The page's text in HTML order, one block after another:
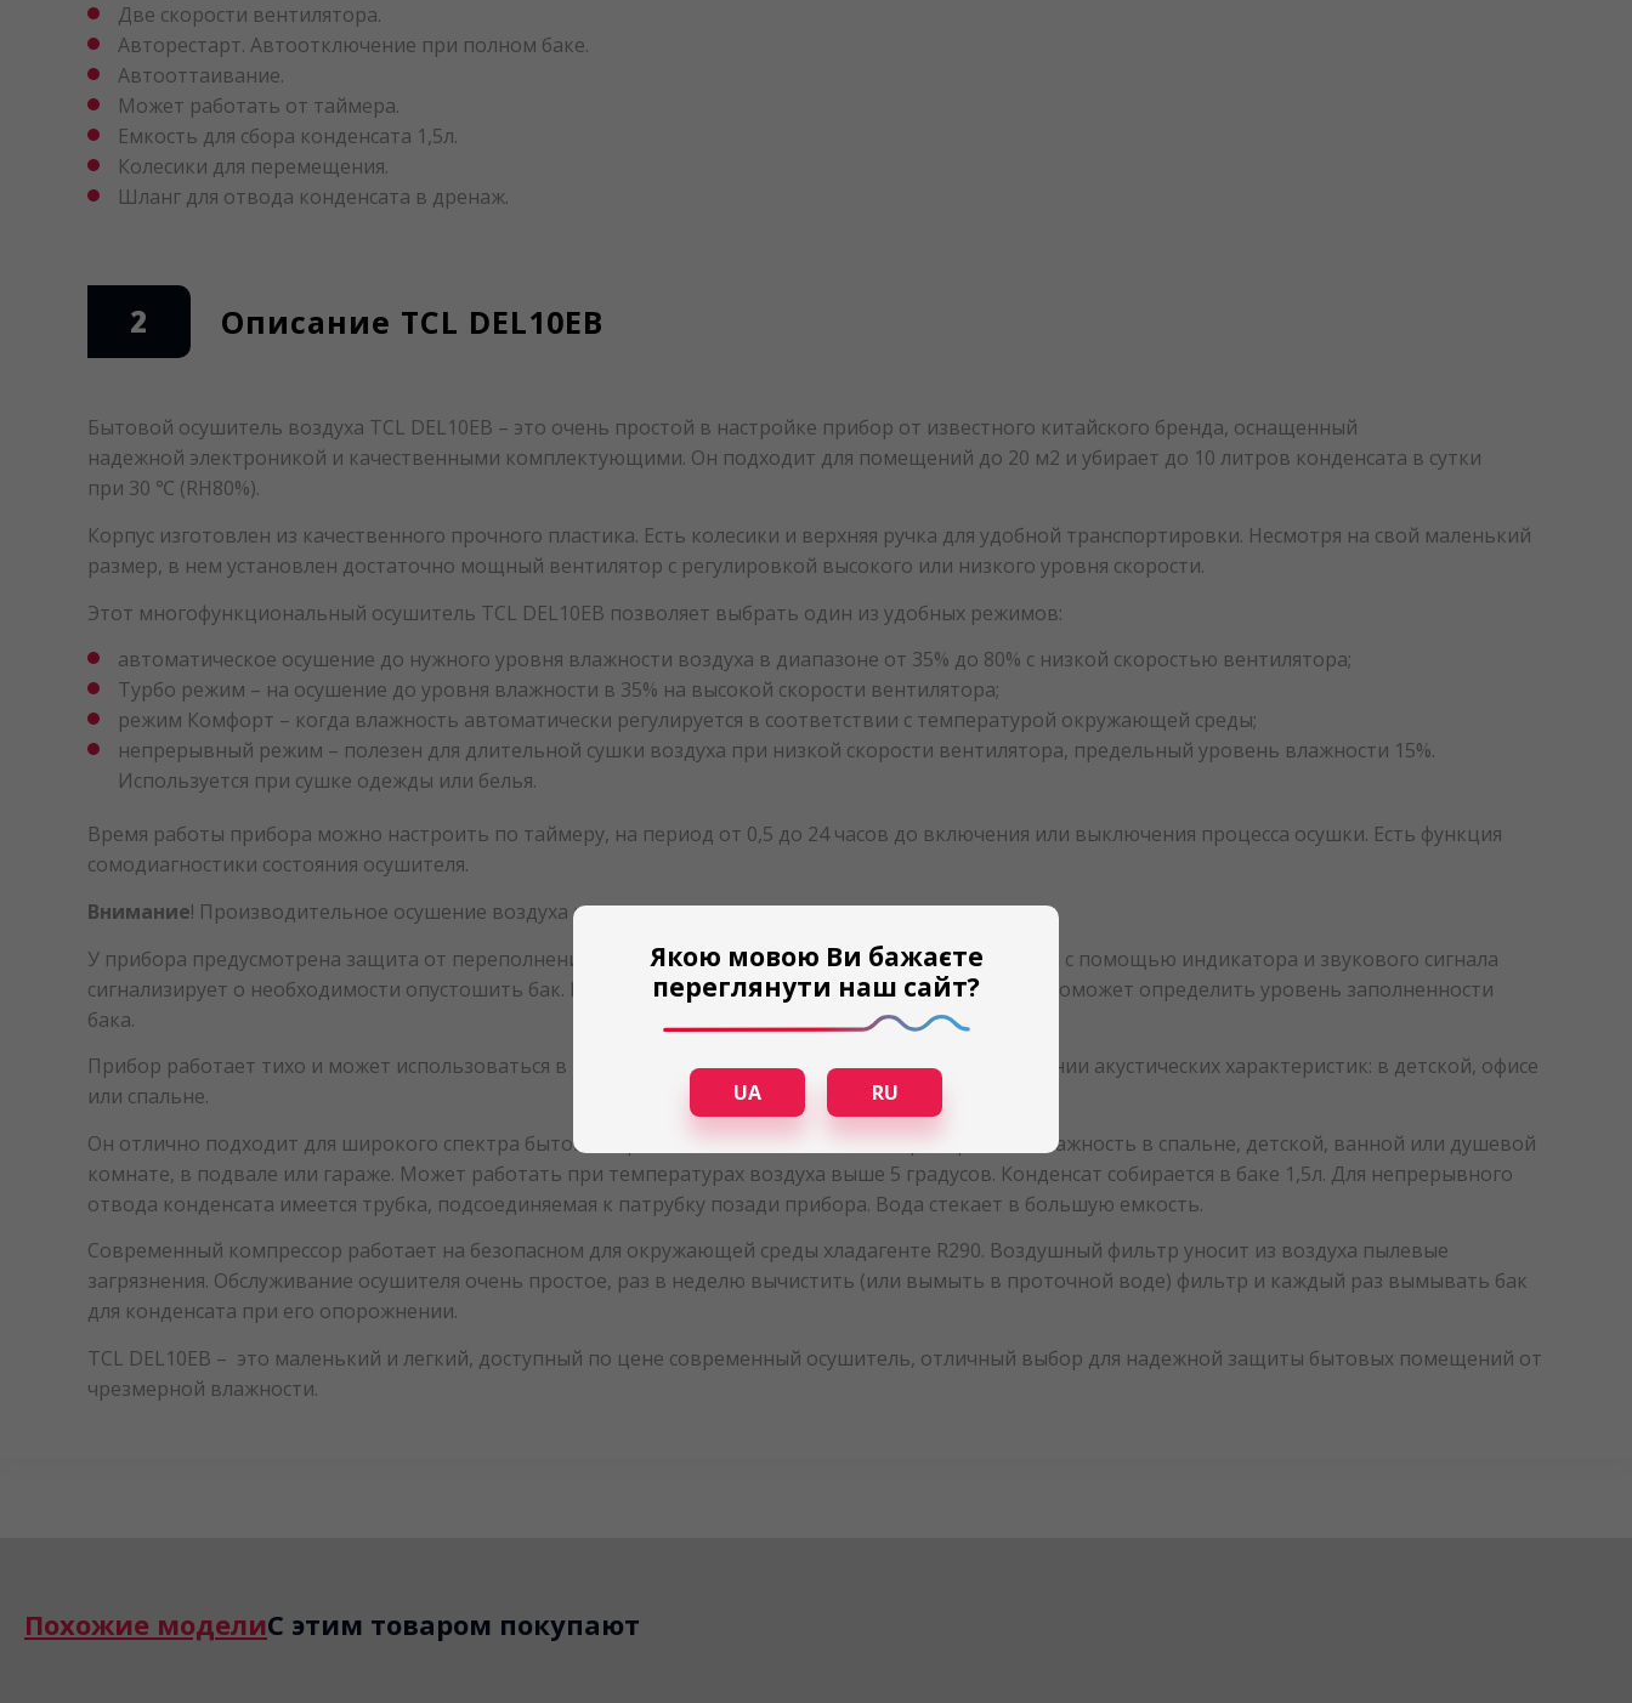
Две скорости вентилятора.
Авторестарт. Автоотключение при полном баке.
Автооттаивание.
Может работать от таймера.
Емкость для сбора конденсата 1,5л.
Колесики для перемещения.
Шланг для отвода конденсата в дренаж.
2 Описание TCL DEL10EB
Бытовой осушитель воздуха TCL DEL10EB – это очень простой в настройке прибор от известного китайского бренда, оснащенный
надежной электроникой и качественными комплектующими. Он подходит для помещений до 20 м2 и убирает до 10 литров конденсата в сутки
при 30 ℃ (RH80%).
Корпус изготовлен из качественного прочного пластика. Есть колесики и верхняя ручка для удобной транспортировки. Несмотря на свой маленький
размер, в нем установлен достаточно мощный вентилятор с регулировкой высокого или низкого уровня скорости.
Этот многофункциональный осушитель TCL DEL10EB позволяет выбрать один из удобных режимов:
автоматическое осушение до нужного уровня влажности воздуха в диапазоне от 35% до 80% с низкой скоростью вентилятора;
Турбо режим – на осушение до уровня влажности в 35% на высокой скорости вентилятора;
режим Комфорт – когда влажность автоматически регулируется в соответствии с температурой окружающей среды;
непрерывный режим – полезен для длительной сушки воздуха при низкой скорости вентилятора, предельный уровень влажности 15%.
Используется при сушке одежды или белья.
Время работы прибора можно настроить по таймеру, на период от 0,5 до 24 часов до включения или выключения процесса осушки. Есть функция
сомодиагностики состояния осушителя.
Внимание! Производительное осушение воздуха возможно только в закрытом помещении.
У прибора предусмотрена защита от переполнения бака, устройство автоматически выключается и с помощью индикатора и звукового сигнала
сигнализирует о необходимости опустошить бак. Вертикальная щель спереди корпуса на емкости поможет определить уровень заполненности
бака.
Прибор работает тихо и может использоваться в помещениях с высокими требованиями в отношении акустических характеристик: в детской, офисе
или спальне.
Он отлично подходит для широкого спектра бытовых приложений. С ним легко контролировать влажность в спальне, детской, ванной или душевой
комнате, в подвале или гараже. Может работать при температурах воздуха выше 5 градусов. Конденсат собирается в баке 1,5л. Для непрерывного
отвода конденсата имеется трубка, подсоединяемая к патрубку позади прибора. Вода стекает в большую емкость.
Современный компрессор работает на безопасном для окружающей среды хладагенте R290. Воздушный фильтр уносит из воздуха пылевые
загрязнения. Обслуживание осушителя очень простое, раз в неделю вычистить (или вымыть в проточной воде) фильтр и каждый раз вымывать бак
для конденсата при его опорожнении.
TCL DEL10EB – это маленький и легкий, доступный по цене современный осушитель, отличный выбор для надежной защиты бытовых помещений от
чрезмерной влажности.
Похожие моделиС этим товаром покупают
Якою мовою Ви бажаєте
переглянути наш сайт?
UA RU